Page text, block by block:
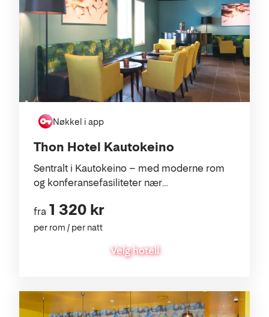
Thon Hotel Kautokeino
Sentralt i Kautokeino – med moderne rom
og konferansefasiliteter nær
Nøkkel i app
fra 1 320 kr
per rom / per natt
Velg hotell